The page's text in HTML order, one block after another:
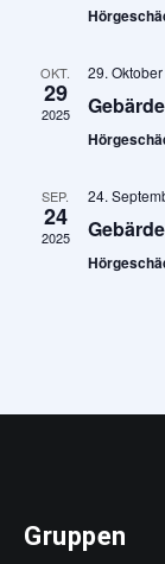
OKT.
29
2025
29.
SEP.
24
2025
24.
Gruppen